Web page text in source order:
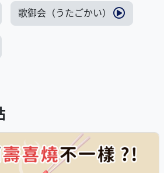
歌御会（うたごかい）